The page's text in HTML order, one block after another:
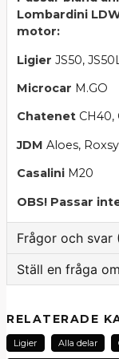
Lombardini
motor:
Ligier JS50, JS50L
Microcar M.GO
Chatenet CH40,
JDM Aloes, Roxsy
Casalini M20
OBS! Passar
Frågor och svar
Lombardini
Butiken svarade
Ställ en fråga
Fråga oss om
RELATERADE
Ligier Alla delar